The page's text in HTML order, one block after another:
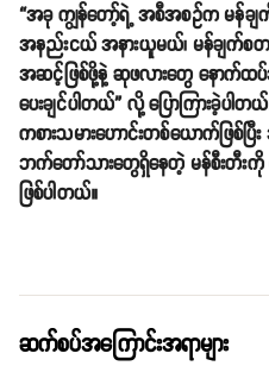
“အခု ကျွန်တော့်ရဲ့ အစီအစဥ်က မန်ခ
အနည်းငယ် အနားယူမယ်၊ မန်ချက်စ
အဆင့်ဖြစ်ဖို့နဲ့ ဆုဖလားတွေ နောက်ထ
ပေးချင်ပါတယ်” လို့ ပြောကြားခဲ့ပ
ကစားသမားဟောင်းတစ်ယောက်ဖြစ်ပြီ
ဘက်တော်သားတွေရှိနေတဲ့ မန်စီးတီးကို
ဖြစ်ပါတယ်။
ဆက်စပ်အကြောင်းအရာများ